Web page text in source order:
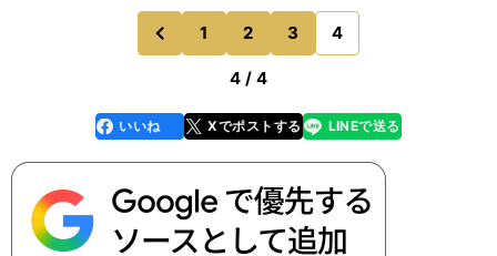
前
のページへ
1 2 3 4
4 / 4
faceboo
k
いいね Xでポストする
line LINEで送る